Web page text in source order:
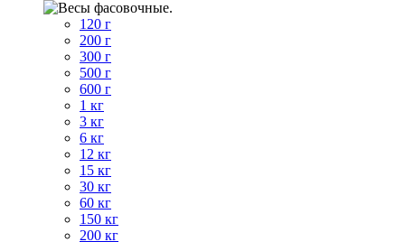
120 г
200 г
300 г
500 г
600 г
1 кг
3 кг
6 кг
12 кг
15 кг
30 кг
60 кг
150 кг
200 кг